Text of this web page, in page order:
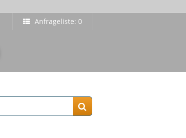
Anfrageliste: 0